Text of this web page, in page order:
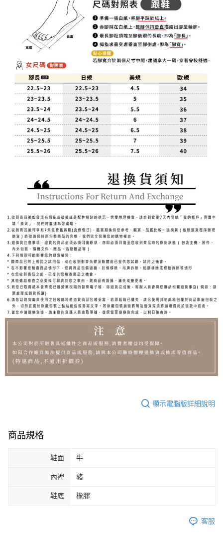
顯示電腦版詳細說明
商品規格
鞋面 牛
內裡 豬
鞋底 橡膠
客服